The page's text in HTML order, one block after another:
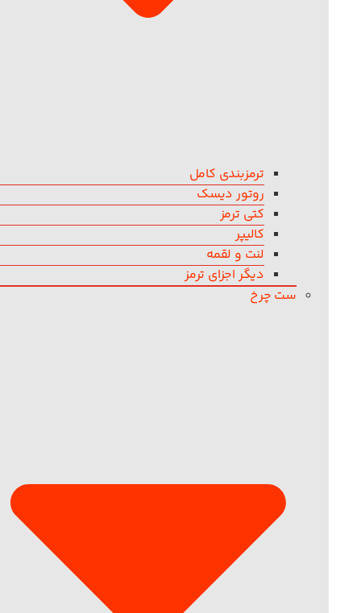
ترمزبندی کامل
روتور دیسک
کتی ترمز
کالیپر
لنت و لقمه
دیگر اجزای ترمز
ست چرخ